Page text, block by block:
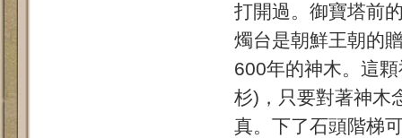
打開過。御寶塔前
燭台是朝鮮王朝的
600年的神木。這
杉)，只要對著神木
真。下了石頭階梯